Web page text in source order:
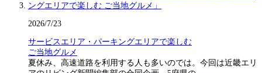
2026/7/23
サービスエリア・パーキングエリアで楽しむ
ご当地グルメ
夏休み、高速道路を利用する人も多いのでは。今回は近畿エリ